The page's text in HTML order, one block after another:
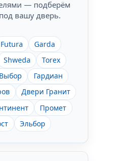
— подберём
вашу дверь.
Futura
Garda
Shweda
Torex
Выбор
Гардиан
Двери Гранит
Промет
Эльбор